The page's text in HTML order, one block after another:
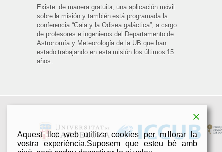
Existe, de manera gratuita, una aplicación móvil
sobre la misión y también está programada la
conferencia “Gaia y la Odisea galáctica”, a cargo
de profesores e ingenieros del Departamento de
Astronomía y Meteorología de la UB que han
estado trabajando en esta misión los últimos 15
años.
Aquest lloc web utilitza cookies per millorar la
vostra experiència.Suposem que esteu bé amb